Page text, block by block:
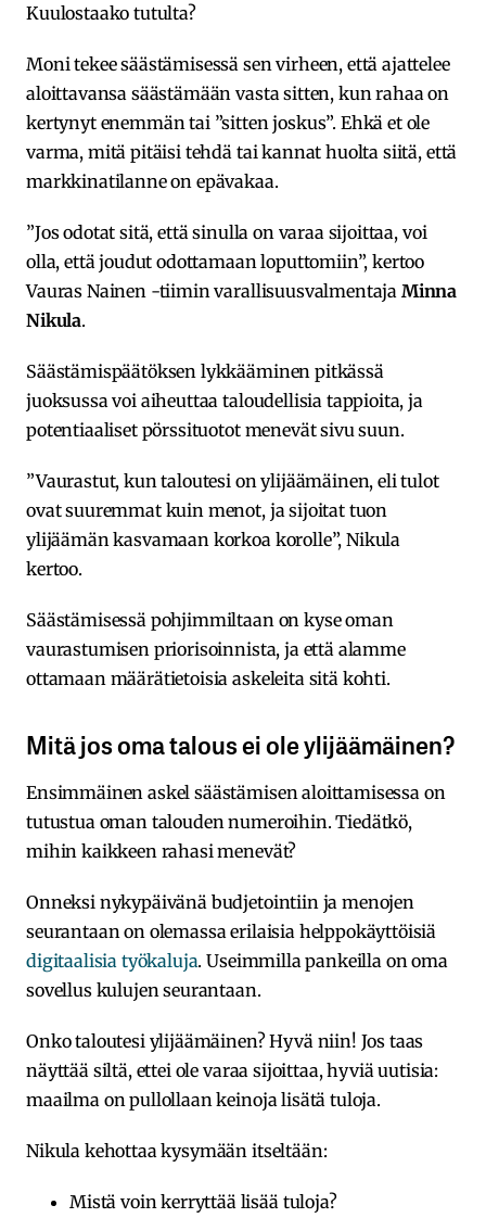
Kuulostaako tutulta?
Moni tekee säästämisessä sen virheen, että ajattelee
aloittavansa säästämään vasta sitten, kun rahaa on
kertynyt enemmän tai ”sitten joskus”. Ehkä et ole
varma, mitä pitäisi tehdä tai kannat huolta siitä, että
markkinatilanne on epävakaa.
”Jos odotat sitä, että sinulla on varaa sijoittaa, voi
olla, että joudut odottamaan loputtomiin”, kertoo
Vauras Nainen -tiimin varallisuusvalmentaja Minna
Nikula.
Säästämispäätöksen lykkääminen pitkässä
juoksussa voi aiheuttaa taloudellisia tappioita, ja
potentiaaliset pörssituotot menevät sivu suun.
”Vaurastut, kun taloutesi on ylijäämäinen, eli tulot
ovat suuremmat kuin menot, ja sijoitat tuon
ylijäämän kasvamaan korkoa korolle”, Nikula
kertoo.
Säästämisessä pohjimmiltaan on kyse oman
vaurastumisen priorisoinnista, ja että alamme
ottamaan määrätietoisia askeleita sitä kohti.
Mitä jos oma talous ei ole ylijäämäinen?
Ensimmäinen askel säästämisen aloittamisessa on
tutustua oman talouden numeroihin. Tiedätkö,
mihin kaikkeen rahasi menevät?
Onneksi nykypäivänä budjetointiin ja menojen
seurantaan on olemassa erilaisia helppokäyttöisiä
digitaalisia työkaluja. Useimmilla pankeilla on oma
sovellus kulujen seurantaan.
Onko taloutesi ylijäämäinen? Hyvä niin! Jos taas
näyttää siltä, ettei ole varaa sijoittaa, hyviä uutisia:
maailma on pullollaan keinoja lisätä tuloja.
Nikula kehottaa kysymään itseltään:
Mistä voin kerryttää lisää tuloja?